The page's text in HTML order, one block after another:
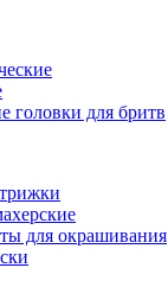
головки для бритв
для окрашивания